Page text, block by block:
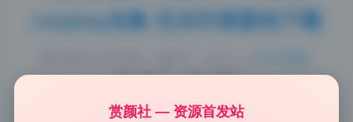
cosplay合集 无水印资源包下载
1455 字 | 6 分钟
赏颜社 — 资源首发站